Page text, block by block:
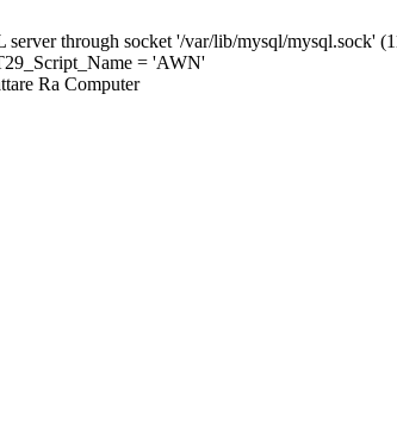
through socket '/var/lib/mysql/
= 'AWN'
Ra Computer